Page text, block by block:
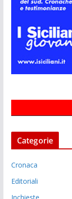
Categorie
Cronaca
Editoriali